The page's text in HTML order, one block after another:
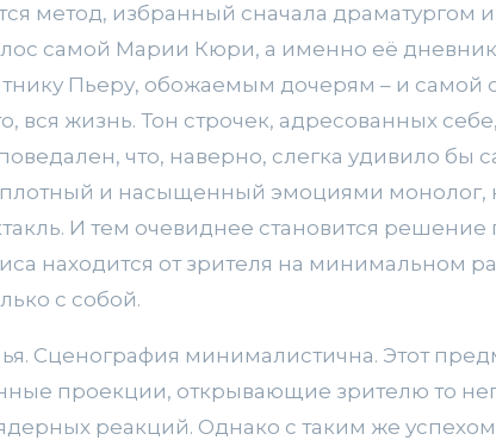
метод, избранный сначала драматургом
самой Марии Кюри, а именно её
Пьеру, обожаемым дочерям – и самой
вся жизнь. Тон строчек, адресованных
что, наверно, слегка удивило бы
плотный и насыщенный эмоциями монолог,
И тем очевиднее становится решение
находится от зрителя на минимальном
с собой.
Сценография минималистична. Этот
проекции, открывающие зрителю то
реакций. Однако с таким же